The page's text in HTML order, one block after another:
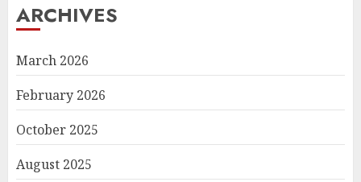
ARCHIVES
March 2026
February 2026
October 2025
August 2025